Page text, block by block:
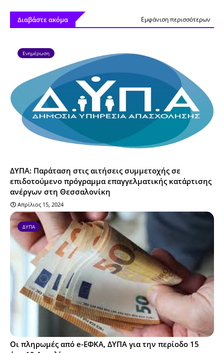
Διαβάστε ακόμα Εμφάνιση περισσότερων
Ενημέρωση
ΔΥΠΑ: Παράταση στις αιτήσεις συμμετοχής σε
επιδοτούμενο πρόγραμμα επαγγελματικής κατάρτισης
ανέργων στη Θεσσαλονίκη
Απρίλιος 15, 2024
ΔΥΠΑ
Οι πληρωμές από e-ΕΦΚΑ, ΔΥΠΑ για την περίοδο 15